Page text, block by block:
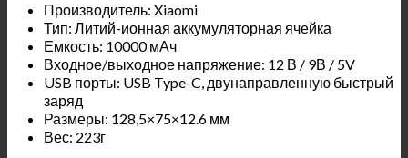
Производитель: Xiaomi
Тип: Литий-ионная аккумуляторная ячейка
Емкость: 10000 мАч
Входное/выходное напряжение: 12 В / 9В / 5V
USB порты: USB Type-C, двунаправленную быстрый
заряд
Размеры: 128,5×75×12.6 мм
Вес: 223г